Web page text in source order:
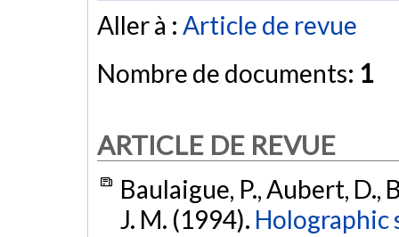
Aller à : Article de revue
Nombre de documents: 1
ARTICLE DE REVUE
Baulaigue, P., Aubert, D.,
J. M. (1994). Holographic